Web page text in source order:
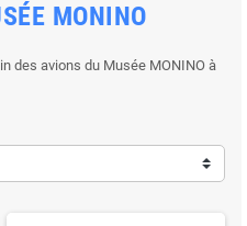
MONINO
des avions du Musée MONINO à